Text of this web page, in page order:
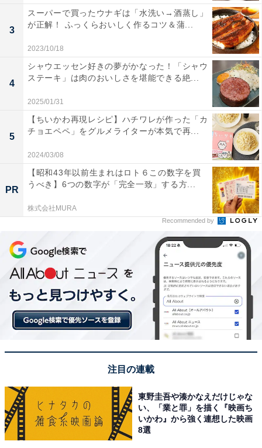
エントリー期間は11月7日（月）10時～18日（金）23時
59分です。
当選したらオンラインストアで購入する
当選発表は11月28日（月）11〜17時頃の予定。当選者に
はメールが送られてくるので、12月5日（月）23時59分
までに購入手続きをします。支払いはクレジットカー
この際に配送日を2023年1月1日（日）～7日（土）の間
で選んでいきます。もし決済期限までに購入手続きがさ
れなかったら、当選は無効になってしまうのでご注意く
3
スーパーで買ったウナギは「水洗い→酒蒸し」
が正解！ ふっくらおいしく作るコツ＆蒲...
2023/10/18
4
シャウエッセン好きの夢がかなった！「シャウ
ステーキ」は肉のおいしさを堪能できる絶...
2025/01/31
5
【ちいかわ再現レシピ】ハチワレが作った「カ
チョエペペ」をグルメライターが本気で再...
2024/03/08
PR
【昭和43年以前生まれはロト６この数字を買
うべき】6つの数字が「完全一致」する方...
株式会社MURA
Recommended by
注目の連載
東野圭吾や湊かなえだけじゃな
い、「業と罪」を描く『映画ち
いかわ』から強く連想した映画
8選